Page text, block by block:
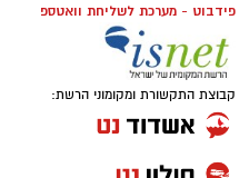
פידבוט - מערכת לשליחת וואטספ
קבוצת התקשורת ומקומוני הרשת: